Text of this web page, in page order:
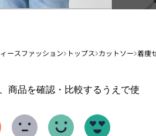
ースファッション トップス カットソー 着痩
商品を確認・比較するうえで使